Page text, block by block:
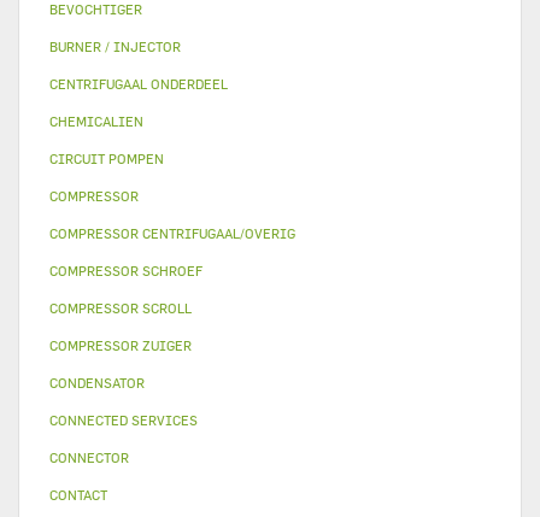
BEVOCHTIGER
BURNER / INJECTOR
CENTRIFUGAAL ONDERDEEL
CHEMICALIEN
CIRCUIT POMPEN
COMPRESSOR
COMPRESSOR CENTRIFUGAAL/OVERIG
COMPRESSOR SCHROEF
COMPRESSOR SCROLL
COMPRESSOR ZUIGER
CONDENSATOR
CONNECTED SERVICES
CONNECTOR
CONTACT